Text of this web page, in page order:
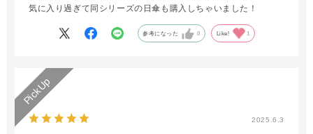
気に入り過ぎて同シリーズの日傘も購入しちゃいました！
参考になった 0 Like! 1
2025.6.3